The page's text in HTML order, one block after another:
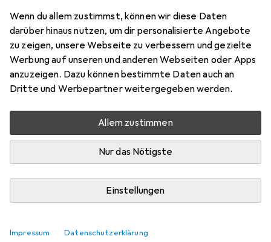
Wenn du allem zustimmst, können wir diese Daten
darüber hinaus nutzen, um dir personalisierte Angebote
zu zeigen, unsere Webseite zu verbessern und gezielte
Werbung auf unseren und anderen Webseiten oder Apps
anzuzeigen. Dazu können bestimmte Daten auch an
Dritte und Werbepartner weitergegeben werden.
Allem zustimmen
Nur das Nötigste
Einstellungen
Impressum Datenschutzerklärung
Preis in EUR inkl. MwSt.
Schneller lieferbar
Angebot für
EUR
80,74
Mehr von Vittoria
Testberichte
Zwischen Mi, 12.8. und Mo, 17.8. geliefert
Lieferort angeben für genaue Lieferzeit